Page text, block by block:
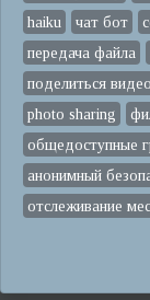
haiku
чат бот
передача файла
поделиться видео
photo sharing
общедоступные
анонимный
отслеживание